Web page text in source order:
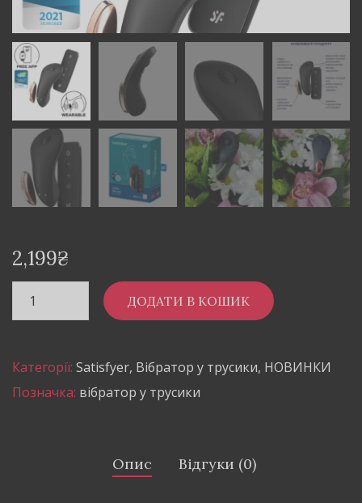
2,199₴
ДОДАТИ В КОШИК
Категорії: Satisfyer, Вібратор у трусики, НОВИНКИ
Позначка: вібратор у трусики
Опис Відгуки (0)